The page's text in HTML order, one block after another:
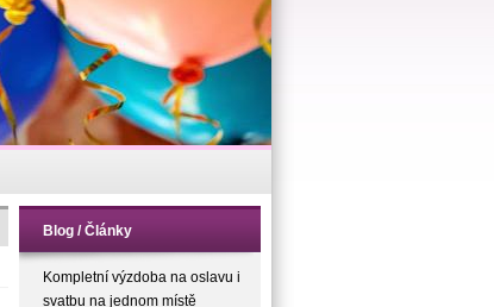
Blog / Články
Kompletní výzdoba na oslavu i
svatbu na jednom místě